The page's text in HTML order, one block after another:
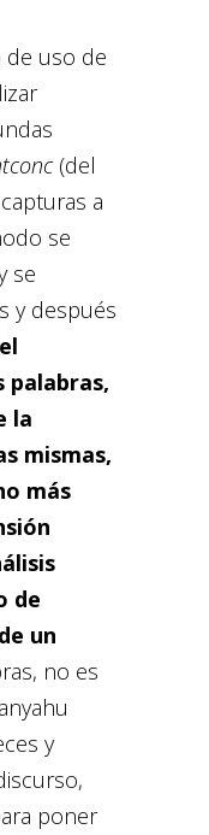
uso de
(del
a
se
se
y después
palabras,
la
mismas,
más
de
un
no es
y
poner